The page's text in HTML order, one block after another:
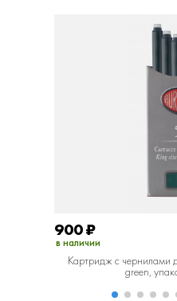
900₽
в наличии
Картридж с чернилами
green,